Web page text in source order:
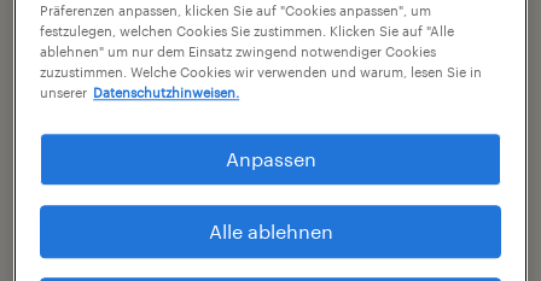
Präferenzen anpassen, klicken Sie auf "Cookies anpassen", um
festzulegen, welchen Cookies Sie zustimmen. Klicken Sie auf "Alle
ablehnen" um nur dem Einsatz zwingend notwendiger Cookies
zuzustimmen. Welche Cookies wir verwenden und warum, lesen Sie in
unserer Datenschutzhinweisen.
Anpassen
Alle ablehnen